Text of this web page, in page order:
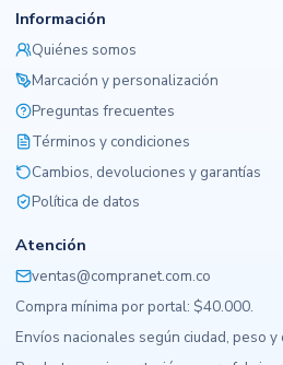
Información
Quiénes somos
Marcación y personalización
Preguntas frecuentes
Términos y condiciones
Cambios, devoluciones y garantías
Política de datos
Atención
ventas@compranet.com.co
Compra mínima por portal: $40.000.
Envíos nacionales según ciudad, peso